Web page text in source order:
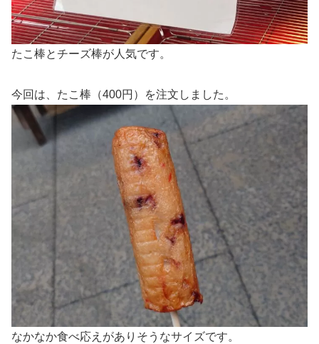
たこ棒とチーズ棒が人気です。
今回は、たこ棒（400円）を注文しました。
なかなか食べ応えがありそうなサイズです。